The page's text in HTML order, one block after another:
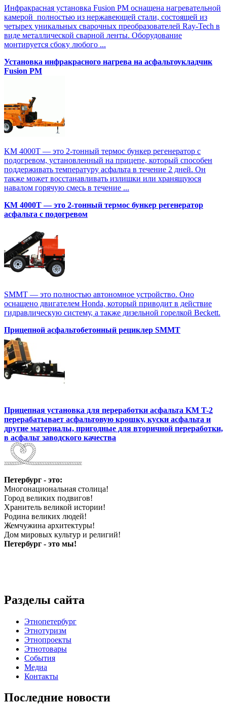
Инфракрасная установка Fusion PM оснащена нагревательной
камерой полностью из нержавеющей стали, состоящей из
четырех уникальных сварочных преобразователей Ray-Tech в
виде металлической сварной ленты. Оборудование
монтируется сбоку любого ...
Установка инфракрасного нагрева на асфальтоукладчик
Fusion PM
KM 4000T — это 2-тонный термос бункер регенератор с
подогревом, установленный на прицепе, который способен
поддерживать температуру асфальта в течение 2 дней. Он
также может восстанавливать излишки или хранящуюся
навалом горячую смесь в течение ...
KM 4000T — это 2-тонный термос бункер регенератор
асфальта с подогревом
SMMT — это полностью автономное устройство. Оно
оснащено двигателем Honda, который приводит в действие
гидравлическую систему, а также дизельной горелкой Beckett.
Прицепной асфальтобетонный рециклер SMMT
Прицепная установка для переработки асфальта KM T-2
перерабатывает асфальтовую крошку, куски асфальта и
другие материалы, пригодные для вторичной переработки,
в асфальт заводского качества
Петербург - это:
Многонациональная столица!
Город великих подвигов!
Хранитель великой истории!
Родина великих людей!
Жемчужина архитектуры!
Дом мировых культур и религий!
Петербург - это мы!
Разделы сайта
Этнопетербург
Этнотуризм
Этнопроекты
Этнотовары
События
Медиа
Контакты
Последние новости